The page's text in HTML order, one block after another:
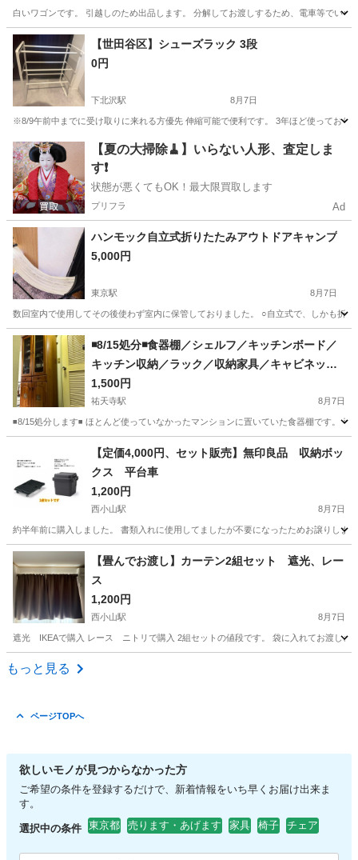
白いワゴンです。 引越しのため出品します。 分解してお渡しするため、電車等でいら
東京 墨田区 両国駅 家具
【世田谷区】シューズラック 3段
0円
下北沢駅 8月7日
※8/9午前中までに受け取りに来れる方優先 伸縮可能で便利です。 3年ほど使ってお
東京 世田谷区 下北沢駅 収納家具 シューズラック
【夏の大掃除🧹】いらない人形、査定しま
す❗️
状態が悪くてもOK！最大限買取します
プリフラ Ad
ハンモック自立式折りたたみアウトドアキャンプ
5,000円
東京駅 8月7日
数回室内で使用してその後使わず室内に保管しておりました。 ○自立式で、しかも折
東京 杉並区 東京駅 ミラー/鏡
◾️8/15処分◾️食器棚／シェルフ／キッチンボード／
キッチン収納／ラック／収納家具／キャビネット
／チェスト／リビングタンス／壁面収納
1,500円
祐天寺駅 8月7日
◾️8/15処分します◾️ ほとんど使っていなかったマンションに置いていた食器棚です。
祐天寺駅 収納家具
【定価4,000円、セット販売】無印良品 収納ボッ
クス 平台車
1,200円
西小山駅 8月7日
約半年前に購入しました。 書類入れに使用してましたが不要になったためお譲りし
東京 目黒区 西小山駅 収納家具
【畳んでお渡し】カーテン2組セット 遮光、レー
ス
1,200円
西小山駅 8月7日
遮光 IKEAで購入 レース ニトリで購入 2組セットの値段です。 袋に入れてお渡し
東京 目黒区
もっと見る
ページTOPへ
欲しいモノが見つからなかった方
ご希望の条件を登録するだけで、新着情報をいち早くお届け出来ま
す。
選択中の条件 東京都 売ります・あげます 家具 椅子 チェア